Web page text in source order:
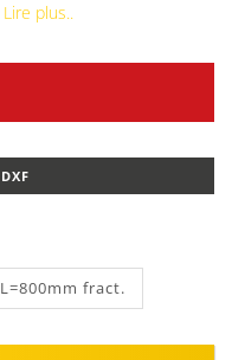
Lire plus..
L=800mm fract.